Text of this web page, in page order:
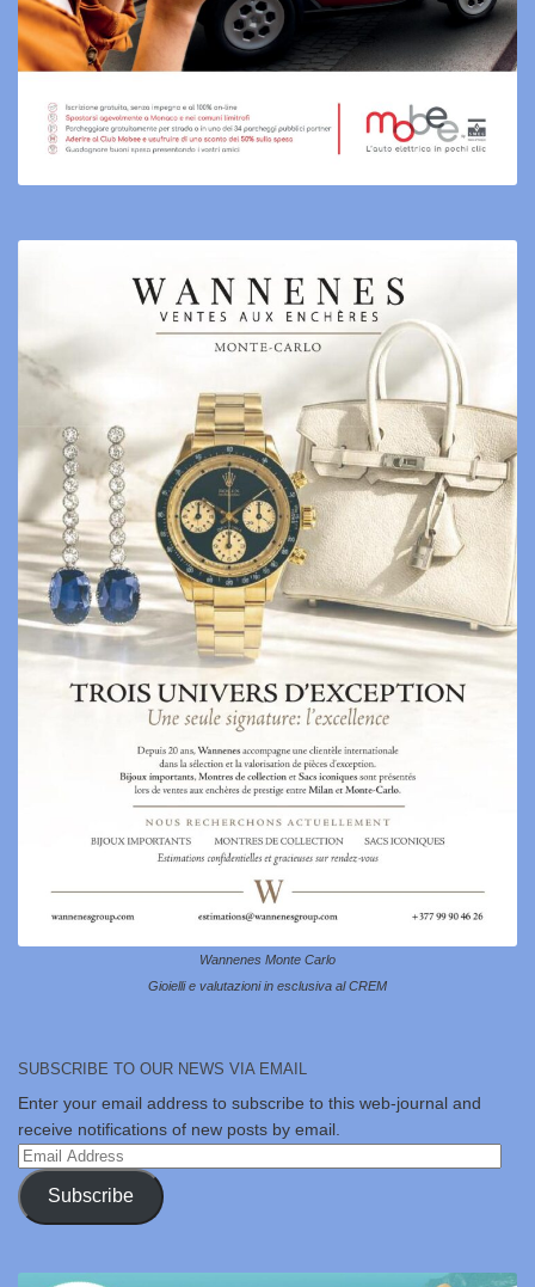
Wannenes Monte Carlo
Gioielli e valutazioni in esclusiva al CREM
SUBSCRIBE TO OUR NEWS VIA EMAIL
Enter your email address to subscribe to this web-journal and
receive notifications of new posts by email.
Email
Address
Subscribe